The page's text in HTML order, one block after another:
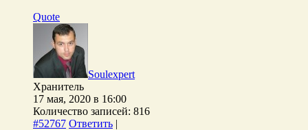
Quote
Soulexpert
Хранитель
17 мая, 2020 в 16:00
Количество записей: 816
#52767 Ответить |